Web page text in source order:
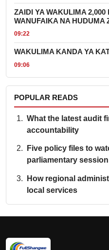
ZAIDI YA WAKULIMA 2,000
WANUFAIKA NA HUDUMA
09:22
WAKULIMA KANDA YA
09:06
POPULAR READS
What the latest audit
accountability
Five policy files to
parliamentary session
How regional
local services